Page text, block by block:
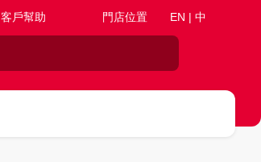
客戶幫助 門店位置 EN | 中